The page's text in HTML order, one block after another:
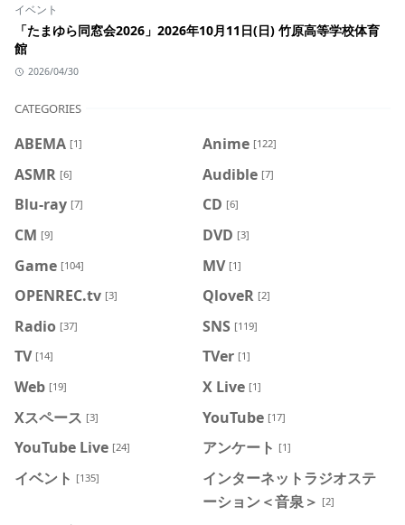
イベント
「たまゆら同窓会2026」2026年10月11日(日) 竹原高等学校体育
館
2026/04/30
CATEGORIES
ABEMA [1] Anime [122]
ASMR [6] Audible [7]
Blu-ray [7] CD [6]
CM [9] DVD [3]
Game [104] MV [1]
OPENREC.tv [3] QloveR [2]
Radio [37] SNS [119]
TV [14] TVer [1]
Web [19] X Live [1]
Xスペース [3] YouTube [17]
YouTube Live [24] アンケート [1]
イベント [135]
インターネットラジオステ
ーション＜音泉＞ [2]